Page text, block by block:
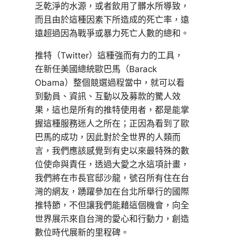
乏乾淨的水源，或者飲用了髒水所導致，
而且由於這種因素下所造成的死亡率，遠
遠超過因為戰爭或暴力死亡人數的總和。
推特（Twitter）這種強而有力的工具，
在新任美國總統歐巴馬（Barack
Obama）整個競選過程當中，就可以看
到動員、資訊、互動以及募款的驚人效
果，這也是所有的推特使用者，都是能掌
握這種服務迷人之所在；正因為看到了歐
巴馬的成功，因此對於全世界的人類而
言，我們應該感覺到有史以來最特殊的數
位使命與責任，透過大愛之水這項計畫，
我們將在市長官邸沙龍，號召所有住在台
灣的網友，踴躍參加在台北所舉行的國際
推特節，不但讓我們能藉這個機會，向全
世界展示來自台灣的愛心和行動力，創造
數位時代展新的里程碑。